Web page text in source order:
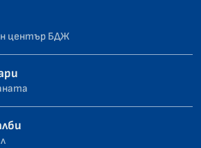
център БДЖ